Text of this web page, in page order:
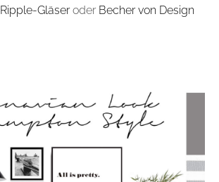
Ripple-Gläseroder Becher von Design